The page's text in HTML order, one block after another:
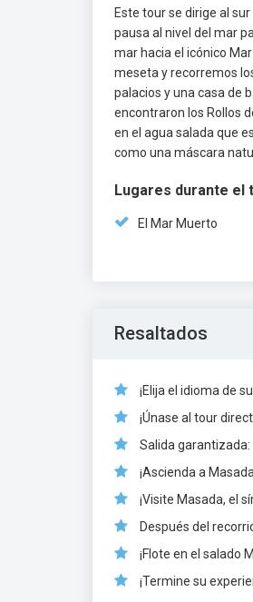
Este tour se dirige al
pausa al nivel del mar
mar hacia el icónico
meseta y recorremos
palacios y una casa de
encontraron los Rollos
en el agua salada que
como una máscara
Lugares durante el
El Mar Muerto
Resaltados
¡Elija el idioma de
¡Únase al tour
Salida garantizada:
¡Ascienda a
¡Visite Masada, el
Después del
¡Flote en el salado
¡Termine su